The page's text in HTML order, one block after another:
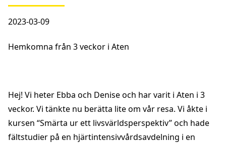
2023-03-09
Hemkomna från 3 veckor i Aten
Hej! Vi heter Ebba och Denise och har varit i Aten i 3
veckor. Vi tänkte nu berätta lite om vår resa. Vi åkte i
kursen “Smärta ur ett livsvärldsperspektiv” och hade
fältstudier på en hjärtintensivvårdsavdelning i en